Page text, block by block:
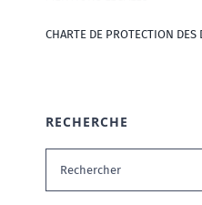
CHARTE DE PROTECTION
RECHERCHE
Rechercher: